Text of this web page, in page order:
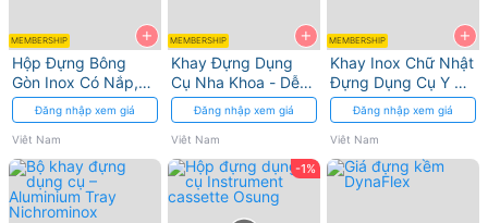
trị
gọn
gàng,
thuận
tiện
+
MEMBERSHIP
Hộp Đựng Bông
Gòn Inox Có Nắp,
Chống Rò Chất
Lỏng
Đăng nhập xem giá
Việt Nam
+
MEMBERSHIP
Khay Đựng Dụng
Cụ Nha Khoa - Dễ
Dàng Tiệt Trùng
Đăng nhập xem giá
Việt Nam
+
MEMBERSHIP
Khay Inox Chữ Nhật
Đựng Dụng Cụ Y Tế
Nha Khoa
Đăng nhập xem giá
Việt Nam
-1%